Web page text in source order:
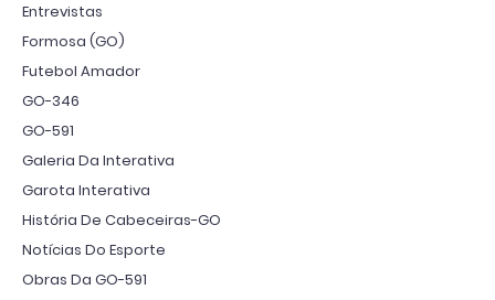
Entrevistas
Formosa (GO)
Futebol Amador
GO-346
GO-591
Galeria Da Interativa
Garota Interativa
História De Cabeceiras-GO
Notícias Do Esporte
Obras Da GO-591